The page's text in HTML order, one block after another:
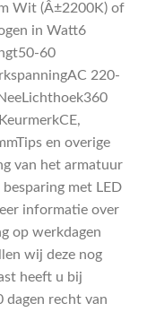
Wit (Â±2200K) of
in Watt6
60
220-
en overige
van het armatuur
besparing met LED
informatie over
op werkdagen
wij deze nog
heeft u bij
dagen recht van